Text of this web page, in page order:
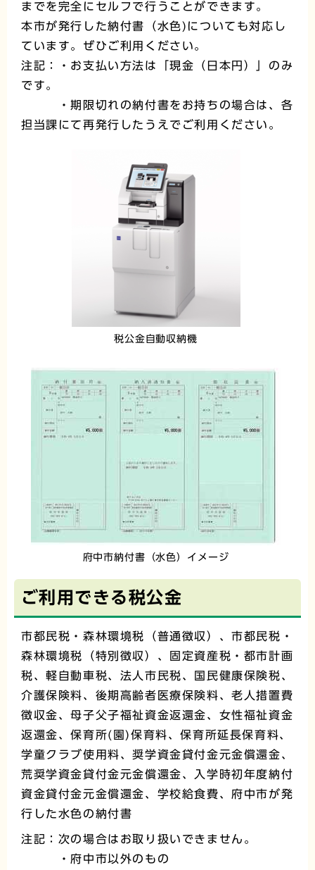
までを完全にセルフで行うことができます。
本市が発行した納付書（水色)についても対応し
ています。ぜひご利用ください。
注記：・お支払い方法は「現金（日本円）」のみ
です。
・期限切れの納付書をお持ちの場合は、各
担当課にて再発行したうえでご利用ください。
税公金自動収納機
府中市納付書（水色）イメージ
ご利用できる税公金
市都民税・森林環境税（普通徴収）、市都民税・
森林環境税（特別徴収）、固定資産税・都市計画
税、軽自動車税、法人市民税、国民健康保険税、
介護保険料、後期高齢者医療保険料、老人措置費
徴収金、母子父子福祉資金返還金、女性福祉資金
返還金、保育所(園)保育料、保育所延長保育料、
学童クラブ使用料、奨学資金貸付金元金償還金、
荒奨学資金貸付金元金償還金、入学時初年度納付
資金貸付金元金償還金、学校給食費、府中市が発
行した水色の納付書
注記：次の場合はお取り扱いできません。
・府中市以外のもの